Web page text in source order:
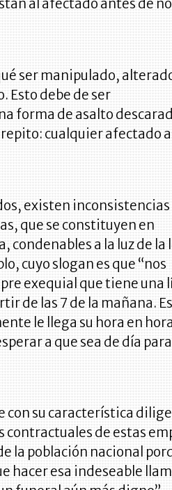
al afectado antes de
ser manipulado,
Esto debe de ser
forma de asalto
cualquier afectado
existen inconsistencias
que se constituyen en
condenables a la luz de la
cuyo slogan es que “nos
exequial que tiene una
de las 7 de la mañana.
le llega su hora en
a que sea de día para
con su característica
de estas
la población nacional
hacer esa indeseable